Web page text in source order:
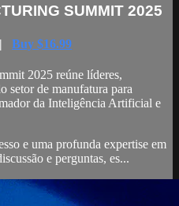
SUMMIT 2025
| Buy $16.99
2025 reúne líderes,
setor de manufatura para
da Inteligência Artificial e
e uma profunda expertise em
e perguntas, es...